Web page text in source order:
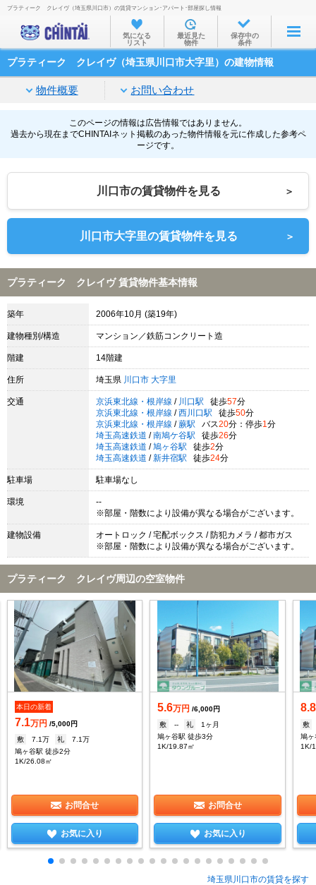
お部屋を探す
沿線・駅から
家賃相場から
通勤通学時間から
物件特集から
不動産会社から
TOP
プラティーク クレイヴ（埼玉県川口市）の賃貸マンション･アパート･部屋探し情報
気になる
リスト
最近見た
物件
保存中の
条件
プラティーク クレイヴ（埼玉県川口市大字里）の建物情報
物件概要 お問い合わせ
このページの情報は広告情報ではありません。
過去から現在までCHINTAIネット掲載のあった物件情報を元に作成した参考ペ
ージです。
川口市の賃貸物件を見る ＞
川口市大字里の賃貸物件を見る ＞
プラティーク クレイヴ 賃貸物件基本情報
築年 2006年10月 (築19年)
建物種別/構造 マンション／鉄筋コンクリート造
階建 14階建
住所 埼玉県 川口市 大字里
交通 京浜東北線・根岸線 / 川口駅 徒歩57分
京浜東北線・根岸線 / 西川口駅 徒歩50分
京浜東北線・根岸線 / 蕨駅 バス20分：停歩1 分
埼玉高速鉄道 / 南鳩ケ谷駅 徒歩26分
埼玉高速鉄道 / 鳩ヶ谷駅 徒歩2分
埼玉高速鉄道 / 新井宿駅 徒歩24分
駐車場 駐車場なし
環境
--
※部屋・階数により設備が異なる場合がございます。
建物設備
オートロック / 宅配ボックス / 防犯カメラ / 都市ガス
※部屋・階数により設備が異なる場合がございます。
プラティーク クレイヴ周辺の空室物件
本日の新着
7.1万円 /5,000円
敷
7.1万 礼
7.1万
鳩ヶ谷駅 徒歩2分
1K/26.08㎡
お問合せ
お気に入り
5.6万円 /6,000円
敷
-- 礼
1ヶ月
鳩ヶ谷駅 徒歩3分
1K/19.87㎡
お問合せ
お気に入り
8.8
敷
鳩ヶ
1K/
埼玉県川口市の賃貸を探す